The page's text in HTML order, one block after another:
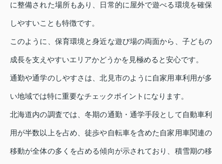
に整備された場所もあり、日常的に屋外で遊べる環境を確保
しやすいことも特徴です。
このように、保育環境と身近な遊び場の両面から、子どもの
成長を支えやすいエリアかどうかを見極めると安心です。
通勤や通学のしやすさは、北見市のように自家用車利用が多
い地域では特に重要なチェックポイントになります。
北海道内の調査では、冬期の通勤・通学手段として自動車利
用が半数以上を占め、徒歩や自転車を含めた自家用車関連の
移動が全体の多くを占める傾向が示されており、積雪期の移